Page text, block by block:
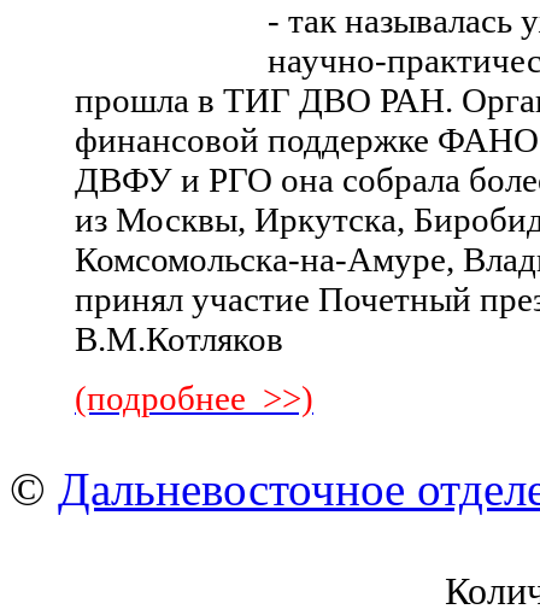
- так называлась
научно-
прошла в ТИГ ДВО РАН.
финансовой поддержке
ДВФУ и РГО она собрала
из Москвы, Иркутска,
Комсомольска-на-Амуре,
принял участие Почетный
В.М.Котляков
(подробнее >>)
© Дальневосточное